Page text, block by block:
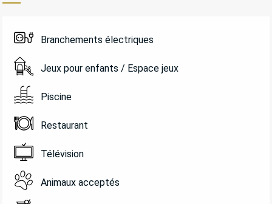
Branchements électriques
Jeux pour enfants / Espace jeux
Piscine
Restaurant
Télévision
Animaux acceptés